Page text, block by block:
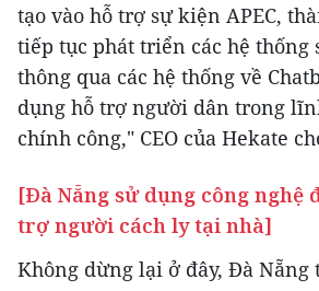
tạo vào hỗ trợ sự kiện APEC,
tiếp tục phát triển các hệ thống
thông qua các hệ thống về
dụng hỗ trợ người dân trong
chính công," CEO của Hekate
[Đà Nẵng sử dụng công nghệ
trợ người cách ly tại nhà]
Không dừng lại ở đây, Đà Nẵng